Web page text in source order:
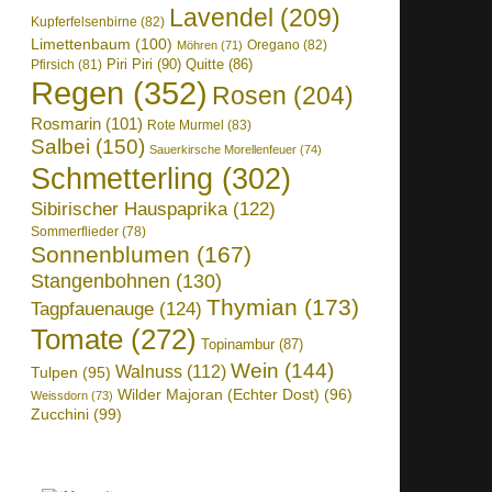
Kupferfelsenbirne (82) Lavendel (209)
Limettenbaum (100) Möhren (71) Oregano (82)
Pfirsich (81) Piri Piri (90) Quitte (86)
Regen (352) Rosen (204)
Rosmarin (101) Rote Murmel (83)
Salbei (150) Sauerkirsche Morellenfeuer (74)
Schmetterling (302)
Sibirischer Hauspaprika(122)
Sommerflieder (78)
Sonnenblumen (167)
Stangenbohnen (130)
Tagpfauenauge (124) Thymian (173)
Tomate (272) Topinambur(87)
Tulpen (95) Walnuss (112) Wein (144)
Weissdorn (73) Wilder Majoran (Echter Dost) (96)
Zucchini (99)